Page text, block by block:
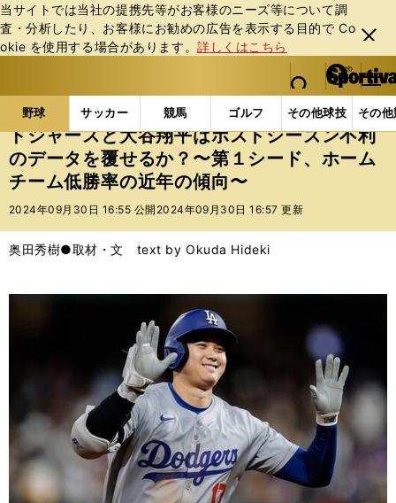
当サイトでは当社の提携先等がお客様のニーズ等について調
査・分析したり、お客様にお勧めの広告を表⽰する⽬的で Co
okie を使⽤する場合があります。詳しくはこちら
閉じ
る
web Sportiva (webスポルティーバ)
検索
マイペ
ー
ジ
メニュ
野球 サッカー 競馬 ゴルフ その他球技 その
b
ス
ポ
ル
テ
ー
バ
野球の記事一覧 MLB MLB ドジャースと大谷翔
ドジャースと大谷翔平はポストシーズン不利
のデータを覆せるか？〜第１シード、ホーム
チーム低勝率の近年の傾向〜
2024年09月30日 16:55 公開 2024年09月30日 16:57 更新
奥田秀樹●取材・文 text by Okuda Hideki